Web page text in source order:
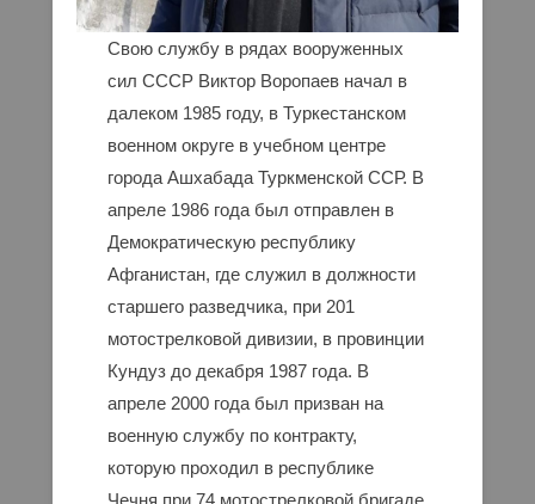
Свою службу в рядах вооруженных
сил СССР Виктор Воропаев начал в
далеком 1985 году, в Туркестанском
военном округе в учебном центре
города Ашхабада Туркменской ССР. В
апреле 1986 года был отправлен в
Демократическую республику
Афганистан, где служил в должности
старшего разведчика, при 201
мотострелковой дивизии, в провинции
Кундуз до декабря 1987 года. В
апреле 2000 года был призван на
военную службу по контракту,
которую проходил в республике